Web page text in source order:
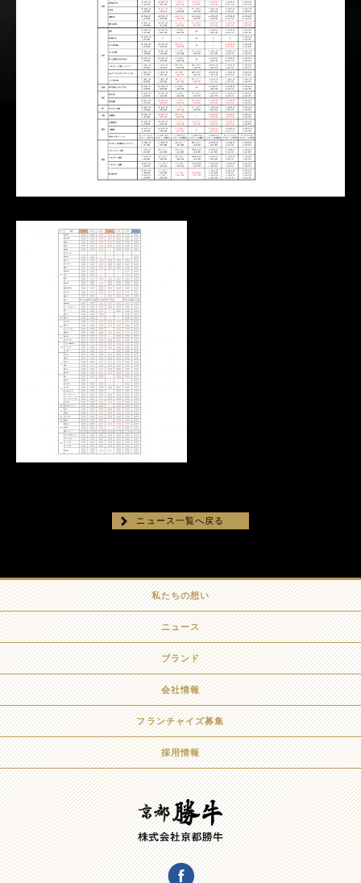
ニュース一覧へ戻る
私たちの想い
ニュース
ブランド
会社情報
フランチャイズ募集
採用情報